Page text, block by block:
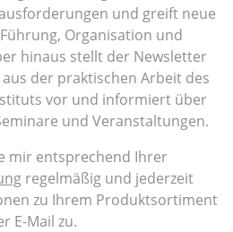
und greift neue
Organisation und
hinaus stellt der Newsletter
der praktischen Arbeit des
vor und informiert über
und Veranstaltungen.
mir entsprechend Ihrer
regelmäßig und jederzeit
zu Ihrem Produktsortiment
E-Mail zu.